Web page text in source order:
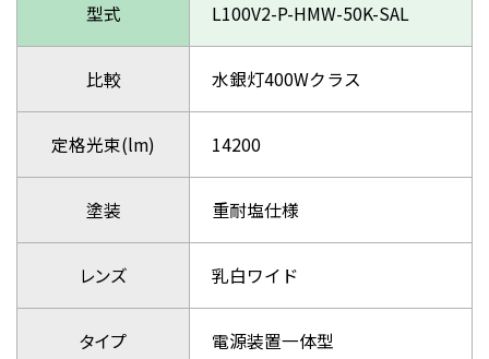
型式 L100V2-P-HMW-50K-SAL
比較 水銀灯400Wクラス
定格光束(lm) 14200
塗装 重耐塩仕様
レンズ 乳白ワイド
タイプ 電源装置一体型